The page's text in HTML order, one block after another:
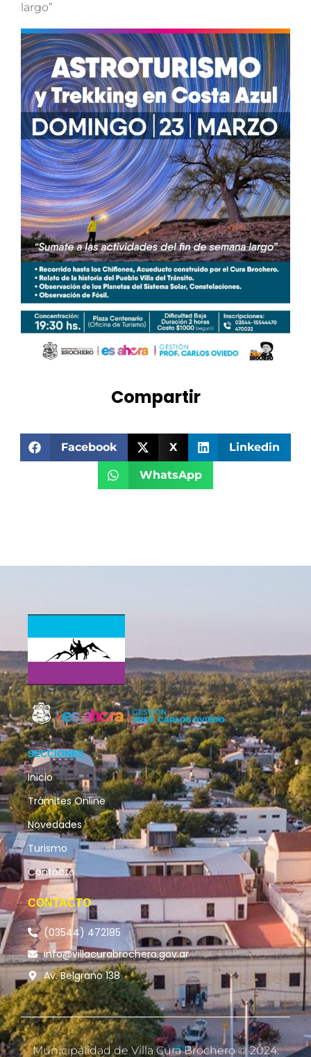
largo”
Compartir
Facebook X Linkedin
WhatsApp
SECCIONES
Inicio
Trámites Online
Novedades
Turismo
Contacto
CONTACTO
(03544) 472185
info@villacurabrochero.gov.ar
Av. Belgrano 138
Municipalidad de Villa Cura Brochero © 2024.